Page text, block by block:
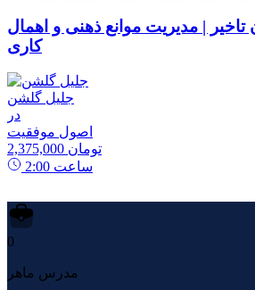
تاخیر | مدیریت موانع ذهنی و اهمال
کاری
جلیل گلشن
در
اصول موفقیت
2,375,000 تومان
2:00 ساعت
0
مدرس ماهر